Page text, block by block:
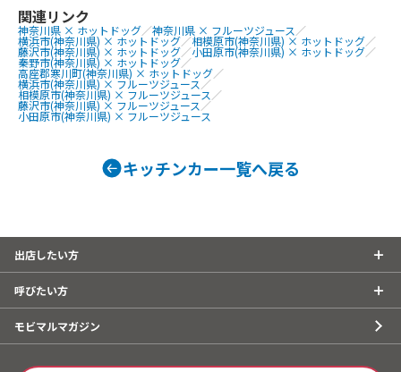
ゴ飴、なめらかプリン、ホットフルー
ツティー、メープルチーズサンド、カ
レーホットサンド、フルーツ飴、焼き
そば、アルコール、生しぼりフルーツ
ジュース
関連リンク
神奈川県 × ホットドッグ／神奈川県 × フルーツジュース ／
横浜市(神奈川県) × ホットドッグ／相模原市(神奈川県) × ホットドッグ／
藤沢市(神奈川県) × ホットドッグ／小田原市(神奈川県) × ホットドッグ／
秦野市(神奈川県) × ホットドッグ／
高座郡寒川町(神奈川県) × ホットドッグ／
横浜市(神奈川県) × フルーツジュース ／
相模原市(神奈川県) × フルーツジュース ／
藤沢市(神奈川県) × フルーツジュース／
小田原市(神奈川県) × フルーツジュース
キッチンカー一覧へ戻る
出店したい方
呼びたい方
モビマルマガジン